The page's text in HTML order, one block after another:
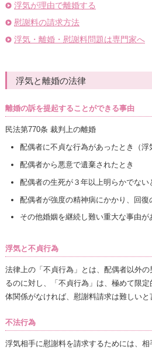
浮気が理由で離婚する
慰謝料の請求方法
浮気・離婚・慰謝料問題は専門家へ
浮気と離婚の法律
離婚の訴を提起することができる事由
民法第770条 裁判上の離婚
配偶者に不貞な行為があったとき（浮
配偶者から悪意で遺棄されたとき
配偶者の生死が３年以上明らかでない
配偶者が強度の精神病にかかり、回復
その他婚姻を継続し難い重大な事由が
浮気と不貞行為
法律上の「不貞行為」とは、配偶者以外
るのに対し、「不貞行為」は、極めて限
体関係がなければ、慰謝料請求は難しいと
不法行為
浮気相手に慰謝料を請求するためには、